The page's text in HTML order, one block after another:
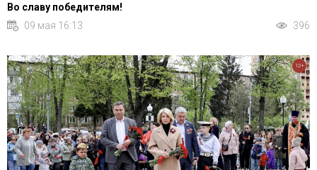
Во славу победителям!
09 мая 16:13
396
12+